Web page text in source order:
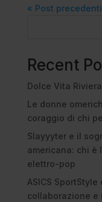
« Post precedenti
Recent
Dolce Vita Riviera
Le donne
coraggio di chi
Slayyyter e il
americana: chi è
elettro-pop
ASICS
collaborazione e